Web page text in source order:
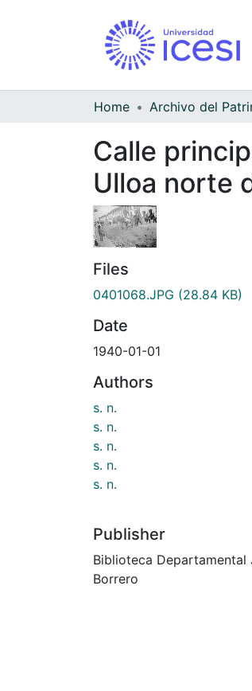
Home
Calle
Ulloa norte
Files
0401068.JPG (28.84 KB)
Date
1940-01-01
Authors
s. n.
s. n.
s. n.
s. n.
s. n.
Publisher
Biblioteca Departamental
Borrero